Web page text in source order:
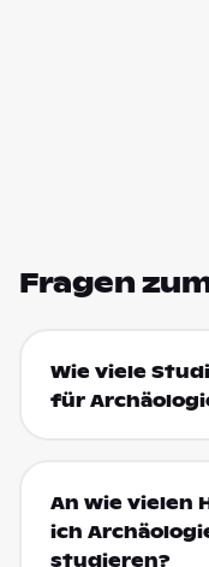
Fragen
Wie viele
für
An wie vielen
ich
studieren?